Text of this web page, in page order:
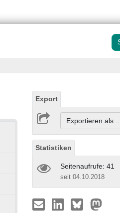
Export
Exportieren als
Statistiken
Seitenaufrufe: 41
seit 04.10.2018